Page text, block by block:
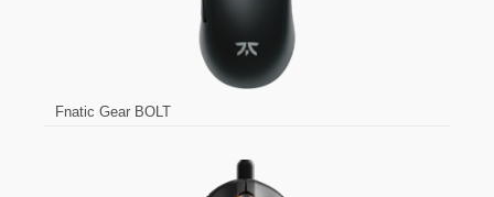
Fnatic Gear BOLT